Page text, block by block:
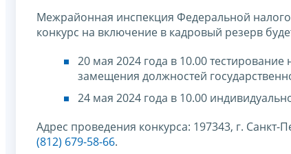
Межрайонная инспекция Федеральной
конкурс на включение в кадровый резерв
20 мая 2024 года в 10.00
замещения должностей
24 мая 2024 года в 10.00
Адрес проведения конкурса: 197343, г. Санкт-
(812) 679-58-66.